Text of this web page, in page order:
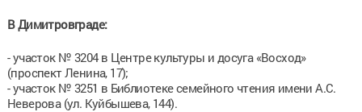
В Димитровграде:
- участок № 3204 в Центре культуры и досуга «Восход»
(проспект Ленина, 17);
- участок № 3251 в Библиотеке семейного чтения имени А.С.
Неверова (ул. Куйбышева, 144).